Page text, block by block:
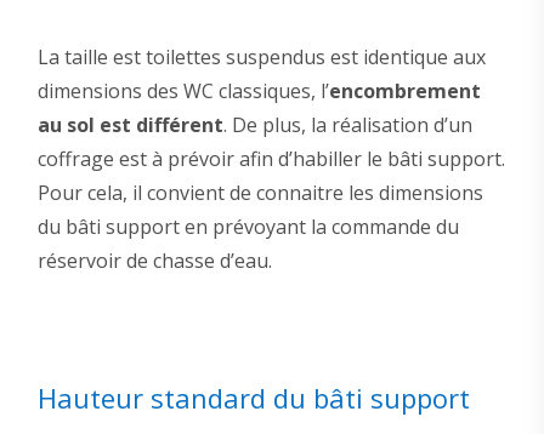
La taille est toilettes suspendus est identique aux
dimensions des WC classiques, l’encombrement
au sol est différent. De plus, la réalisation d’un
coffrage est à prévoir afin d’habiller le bâti support.
Pour cela, il convient de connaitre les dimensions
du bâti support en prévoyant la commande du
réservoir de chasse d’eau.
Hauteur standard du bâti support